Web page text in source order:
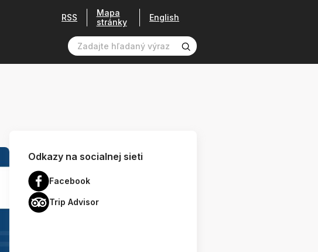
RSS
Mapa
stránky
English
Odkazy na socialnej sieti
Facebook
Trip Advisor